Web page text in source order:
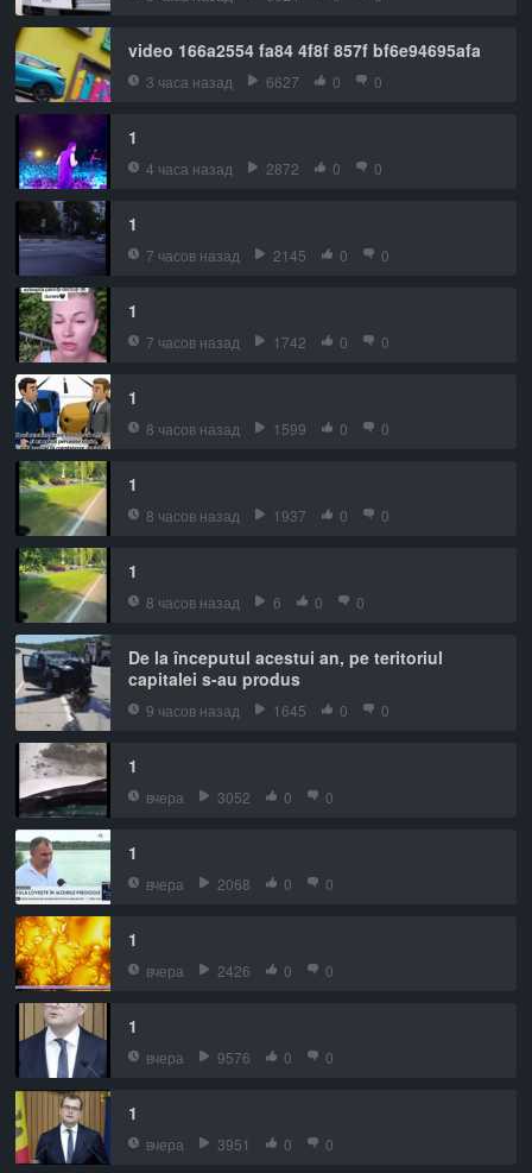
video 166a2554 fa84 4f8f 857f bf6e94695afa
3 часа назад 6627 0 0
1
4 часа назад 2872 0 0
1
7 часов назад 2145 0 0
1
7 часов назад 1742 0 0
1
8 часов назад 1599 0 0
1
8 часов назад 1937 0 0
1
8 часов назад 6 0 0
De la începutul acestui an, pe teritoriul
capitalei s-au produs
9 часов назад 1645 0 0
1
вчера 3052 0 0
1
вчера 2068 0 0
1
вчера 2426 0 0
1
вчера 9576 0 0
1
вчера 3951 0 0